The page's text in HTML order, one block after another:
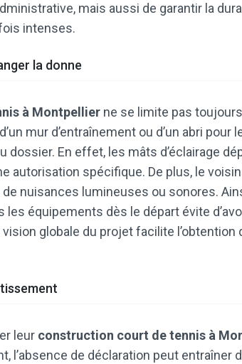
mais aussi de garantir la
intenses.
la donne
à Montpellier ne se limite pas
mur d’entraînement ou d’un abri pour
En effet, les mâts d’éclairage
autorisation spécifique. De plus, le
nuisances lumineuses ou sonores.
équipements dès le départ évite
globale du projet facilite l’obtention
leur construction court de tennis à
l’absence de déclaration peut entraîner